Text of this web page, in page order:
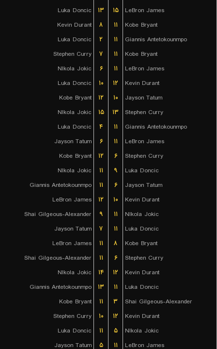
Luka Doncic
۱۳ ۱۵
LeBron James
Kevin Durant
۸ ۱۱
Kobe Bryant
Luka Doncic
۲ ۱۱
Giannis Antetokounmpo
Stephen Curry
۷ ۱۱
Kobe Bryant
NIkola Jokic
۶ ۱۱
LeBron James
Luka Doncic
۱۰ ۱۲
Kevin Durant
Kobe Bryant
۱۲ ۱۰
Jayson Tatum
NIkola Jokic
۱۵ ۱۳
Stephen Curry
Luka Doncic
۴ ۱۱
Giannis Antetokounmpo
Jayson Tatum
۶ ۱۱
LeBron James
Kobe Bryant
۱۲ ۶
Stephen Curry
NIkola Jokic
۱۱ ۹
Luka Doncic
Giannis Antetokounmpo
۱۱ ۶
Jayson Tatum
LeBron James
۱۲ ۱۰
Kevin Durant
Shai Gilgeous-Alexander
۹ ۱۱
NIkola Jokic
Jayson Tatum
۷ ۱۱
Luka Doncic
LeBron James
۱۱ ۸
Kobe Bryant
Shai Gilgeous-Alexander
۱۱ ۶
Stephen Curry
NIkola Jokic
۱۴ ۱۲
Kevin Durant
Giannis Antetokounmpo
۱۳ ۱۱
Luka Doncic
Kobe Bryant
۱۱ ۳
Shai Gilgeous-Alexander
Stephen Curry
۱۰ ۱۲
Kevin Durant
Luka Doncic
۱۱ ۵
NIkola Jokic
Jayson Tatum
۵ ۱۱
LeBron James